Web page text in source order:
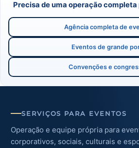
Precisa de uma operação completa
Agência completa de
Eventos de grande
Convenções e
SERVIÇOS PARA EVENTOS
Operação e equipe própria para
corporativos, sociais, culturais e